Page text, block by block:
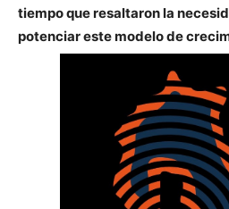
tiempo que resaltaron la
potenciar este modelo de